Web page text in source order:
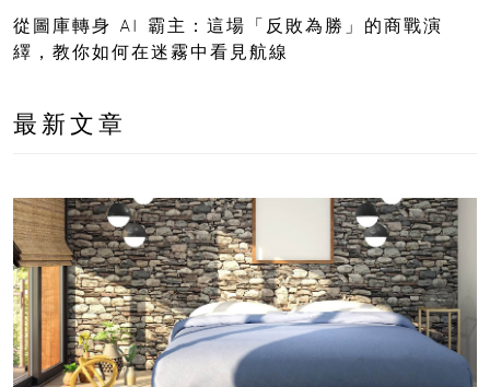
從圖庫轉身 AI 霸主：這場「反敗為勝」的商戰演
繹，教你如何在迷霧中看見航線
最新文章